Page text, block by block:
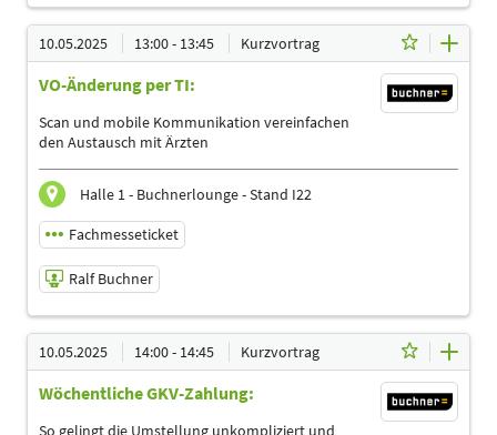
10.05.2025 | 12:00 - 12:45
Ralf Buchner
Referent
Sprache
Deutsch
Themen
Ergotherapeuten | Heilpraktiker | Management |
10.05.2025 13:00 - 13:45 Kurzvortrag
VO-Änderung per TI:
Scan und mobile Kommunikation vereinfachen
den Austausch mit Ärzten
Halle 1 - Buchnerlounge - Stand I22
Fachmesseticket
Ralf Buchner
10.05.2025 | 13:00 - 13:45
Ralf Buchner
Referent
Sprache
10.05.2025 14:00 - 14:45 Kurzvortrag
Wöchentliche GKV-Zahlung:
So gelingt die Umstellung unkompliziert und